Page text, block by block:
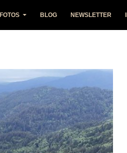
FOTOS BLOG NEWSLETTER